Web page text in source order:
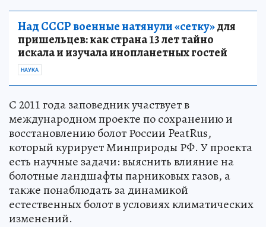
Над СССР военные натянули «сетку»для
пришельцев: как страна 13 лет тайно
искала и изучала инопланетных гостей
НАУКА
С 2011 года заповедник участвует в
международном проекте по сохранению и
восстановлению болот России PeatRus,
который курирует Минприроды РФ. У проекта
есть научные задачи: выяснить влияние на
болотные ландшафты парниковых газов, а
также понаблюдать за динамикой
естественных болот в условиях климатических
изменений.